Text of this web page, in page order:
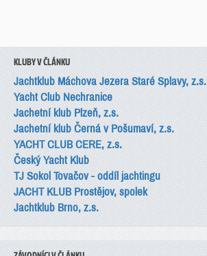
KLUBY V ČLÁNKU
Jachtklub Máchova Jezera Staré Splavy, z.s.
Yacht Club Nechranice
Jachetní klub Plzeň, z.s.
Jachetní klub Černá v Pošumaví, z.s.
YACHT CLUB CERE, z.s.
Český Yacht Klub
TJ Sokol Tovačov - oddíl jachtingu
JACHT KLUB Prostějov, spolek
Jachtklub Brno, z.s.